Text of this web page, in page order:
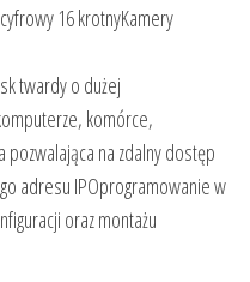
16 krotnyKamery
twardy o dużej
komórce,
pozwalająca na zdalny dostęp
adresu IPOprogramowanie w
oraz montażu